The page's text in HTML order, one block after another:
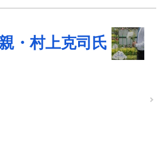
・村上克司氏